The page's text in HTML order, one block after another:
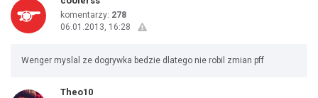
komentarzy: 278
06.01.2013, 16:28
Wenger myslal ze dogrywka bedzie dlatego nie robil zmian pff
Theo10